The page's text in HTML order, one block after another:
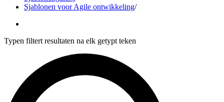
Sjablonen voor Agile ontwikkeling/
Typen filtert resultaten na elk getypt teken